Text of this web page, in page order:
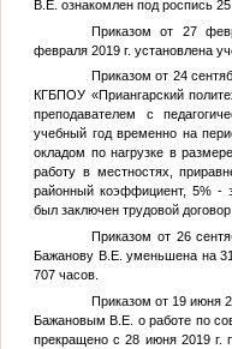
В.Е. ознакомлен под роспись 25
Приказом от 27
февраля 2019 г. установлена
Приказом от 24
КГБПОУ «Приангарский
преподавателем с
учебный год временно на
окладом по нагрузке в
работу в местностях,
районный коэффициент, 5% -
был заключен трудовой договор
Приказом от 26
Бажанову В.Е. уменьшена на
707 часов.
Приказом от 19 июня
Бажановым В.Е. о работе по
прекращено с 28 июня 2019 г.